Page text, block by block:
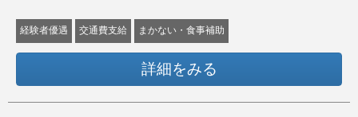
経験者優遇 交通費支給 まかない・食事補助
詳細をみる